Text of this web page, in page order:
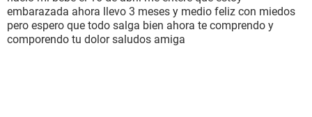
embarazada ahora llevo 3 meses y medio feliz con miedos
pero espero que todo salga bien ahora te comprendo y
comporendo tu dolor saludos amiga